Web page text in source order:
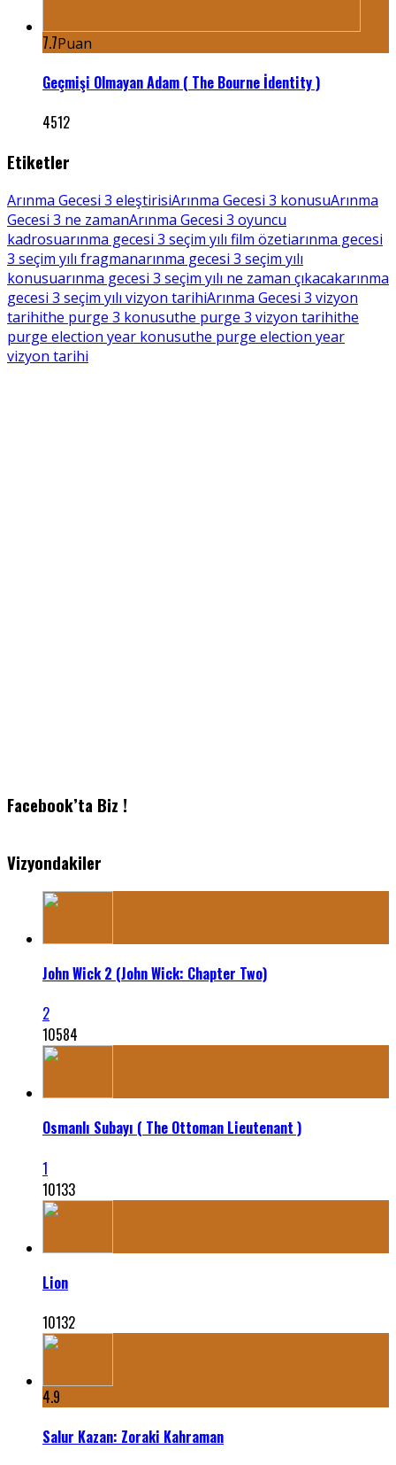
7.7Puan
Geçmişi Olmayan Adam ( The Bourne İdentity )
4512
Etiketler
Arınma Gecesi 3 eleştirisiArınma Gecesi 3 konusuArınma
Gecesi 3 ne zamanArınma Gecesi 3 oyuncu
kadrosuarınma gecesi 3 seçim yılı film özetiarınma gecesi
3 seçim yılı fragmanarınma gecesi 3 seçim yılı
konusuarınma gecesi 3 seçim yılı ne zaman çıkacakarınma
gecesi 3 seçim yılı vizyon tarihiArınma Gecesi 3 vizyon
tarihithe purge 3 konusuthe purge 3 vizyon tarihithe
purge election year konusuthe purge election year
vizyon tarihi
Facebook’ta Biz !
Vizyondakiler
John Wick 2 (John Wick: Chapter Two)
2
10584
Osmanlı Subayı ( The Ottoman Lieutenant )
1
10133
Lion
10132
4.9
Salur Kazan: Zoraki Kahraman